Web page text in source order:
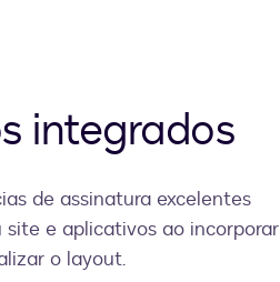
integrados
de assinatura excelentes
e aplicativos ao incorporar
o layout.